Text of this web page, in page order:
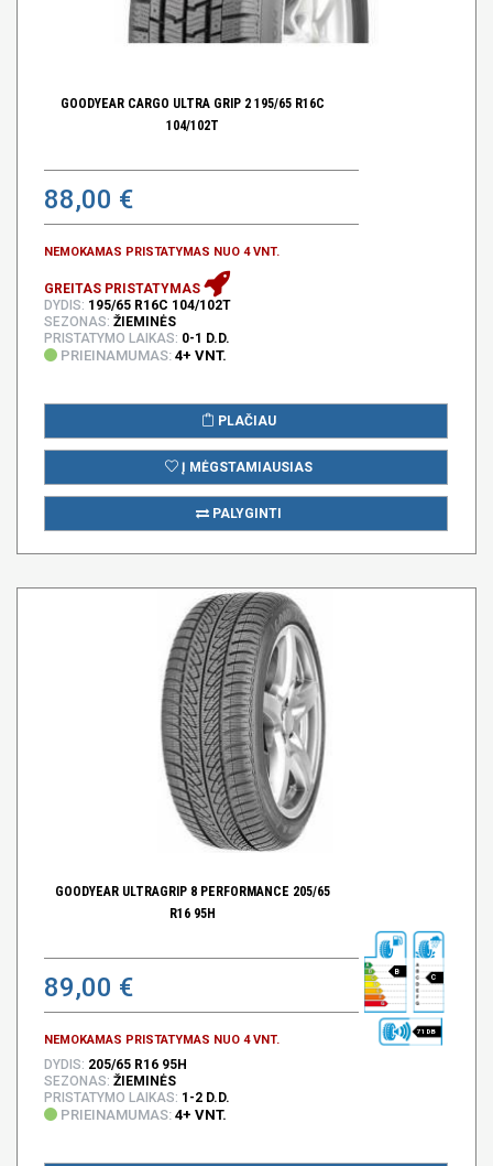
GOODYEAR CARGO ULTRA GRIP 2 195/65 R16C
104/102T
88,00 €
NEMOKAMAS PRISTATYMAS NUO 4 VNT.
GREITAS PRISTATYMAS
DYDIS: 195/65 R16C 104/102T
SEZONAS: ŽIEMINĖS
PRISTATYMO LAIKAS: 0-1 D.D.
PRIEINAMUMAS: 4+ VNT.
PLAČIAU
Į MĖGSTAMIAUSIAS
PALYGINTI
GOODYEAR ULTRAGRIP 8 PERFORMANCE 205/65
R16 95H
89,00 €
NEMOKAMAS PRISTATYMAS NUO 4 VNT.
B
C
71 DB
DYDIS: 205/65 R16 95H
SEZONAS: ŽIEMINĖS
PRISTATYMO LAIKAS: 1-2 D.D.
PRIEINAMUMAS: 4+ VNT.